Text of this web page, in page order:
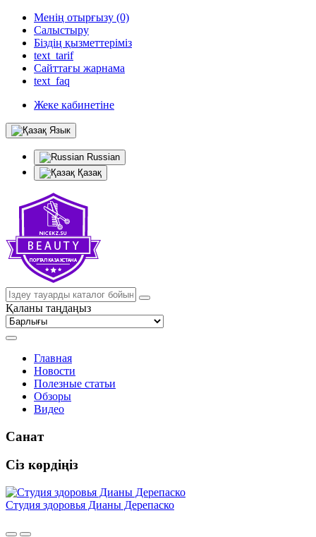
Менің отырғызу (0)
Салыстыру
Біздің қызметтеріміз
text_tarif
Сайттағы жарнама
text_faq
Жеке кабинетіне
Язык
Russian
Қазақ
Қаланы таңдаңыз
Главная
Новости
Полезные статьи
Обзоры
Видео
Санат
Сіз көрдіңіз
Студия здоровья Дианы Дерепаско